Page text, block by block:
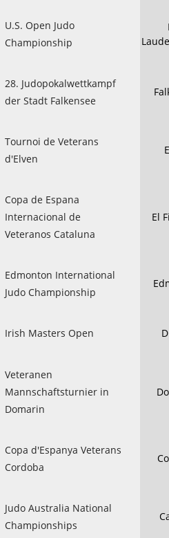
U.S. Open Judo
Championship
28. Judopokalwettkampf
der Stadt Falkensee
Tournoi de Veterans
d'Elven
Copa de Espana
Internacional de
Veteranos Cataluna
El
Edmonton International
Judo Championship
Irish Masters Open
Veteranen
Mannschaftsturnier in
Domarin
Copa d'Espanya Veterans
Cordoba
Judo Australia National
Championships